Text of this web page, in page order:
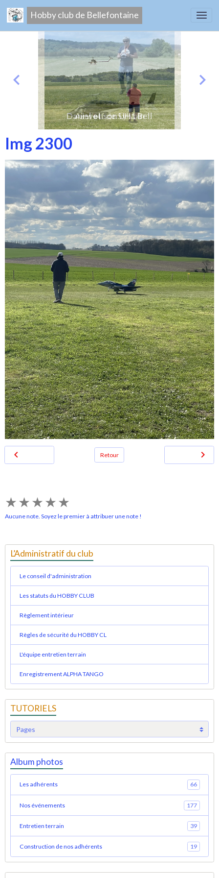
Hobby club de Bellefontaine
Airwolf de Sylvain
Img 2300
Retour
★★★★★
Aucune note. Soyez le premier à attribuer une note !
L’Administratif du club
Le conseil d'administration
Les statuts du HOBBY CLUB
Règlement intérieur
Règles de sécurité du HOBBY CL
L'équipe entretien terrain
Enregistrement ALPHA TANGO
TUTORIELS
Album photos
Les adhérents 66
Nos événements 177
Entretien terrain 39
Construction de nos adhérents 19